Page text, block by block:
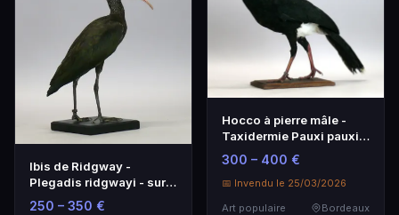
Ibis de Ridgway -
Plegadis ridgwayi - sur
socle en bois
250 – 350 €
Hocco à pierre mâle -
Taxidermie Pauxi pauxi
en marche
300 – 400 €
📅 Invendu le 25/03/2026
Art populaire
Bordeaux